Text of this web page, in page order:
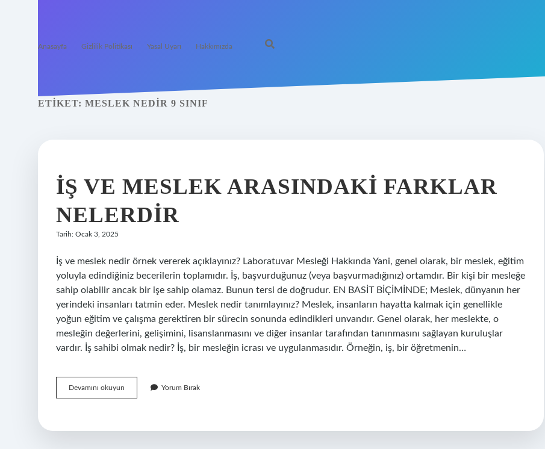
Anasayfa Gizlilik Politikası Yasal Uyarı Hakkımızda
ETIKET: MESLEK NEDIR 9 SINIF
İŞ VE MESLEK ARASINDAKI FARKLAR
NELERDIR
Tarih: Ocak 3, 2025
İş ve meslek nedir örnek vererek açıklayınız? Laboratuvar Mesleği Hakkında Yani, genel olarak, bir meslek, eğitim
yoluyla edindiğiniz becerilerin toplamıdır. İş, başvurduğunuz (veya başvurmadığınız) ortamdır. Bir kişi bir mesleğe
sahip olabilir ancak bir işe sahip olamaz. Bunun tersi de doğrudur. EN BASİT BİÇİMİNDE; Meslek, dünyanın her
yerindeki insanları tatmin eder. Meslek nedir tanımlayınız? Meslek, insanların hayatta kalmak için genellikle
yoğun eğitim ve çalışma gerektiren bir sürecin sonunda edindikleri unvandır. Genel olarak, her meslekte, o
mesleğin değerlerini, gelişimini, lisanslanmasını ve diğer insanlar tarafından tanınmasını sağlayan kuruluşlar
vardır. İş sahibi olmak nedir? İş, bir mesleğin icrası ve uygulanmasıdır. Örneğin, iş, bir öğretmenin…
Devamını okuyun
Ve
Farklar
Yorum Bırak